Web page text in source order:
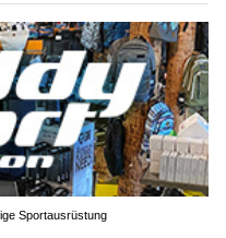
Sportausrüstung